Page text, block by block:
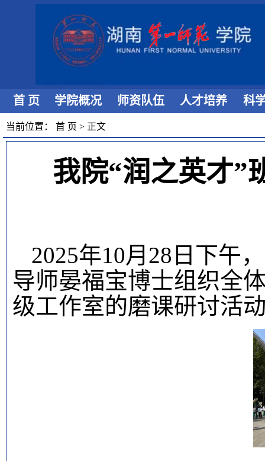
首 页 学院概况 师资队伍 人才培养 科
当前位置： 首 页 > 正文
我院“润之英才”
2025年10月28日下午
导师晏福宝博士组织全
级工作室的磨课研讨活